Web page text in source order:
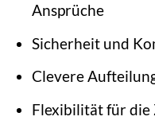
Ansprüche
Sicherheit und
Clevere
Flexibilität für die